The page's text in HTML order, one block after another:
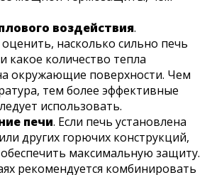
воздействия.
насколько сильно печь
какое количество тепла
окружающие поверхности. Чем
тем более эффективные
использовать.
печи. Если печь установлена
других горючих конструкций,
максимальную защиту.
рекомендуется комбинировать